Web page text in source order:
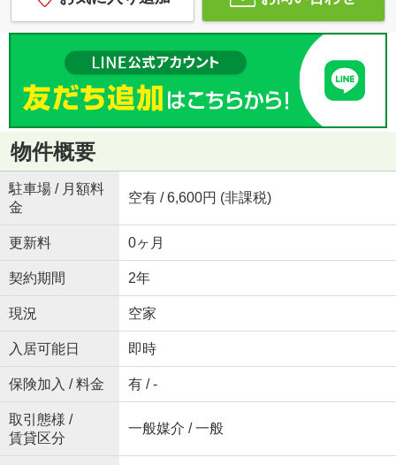
物件概要
駐車場 / 月額料
金
空有 / 6,600円 (非課税)
更新料 0ヶ月
契約期間 2年
現況 空家
入居可能日 即時
保険加入 / 料金 有 / -
取引態様 /
賃貸区分
一般媒介 / 一般